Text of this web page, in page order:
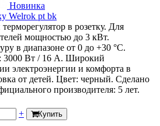
Новинка
Welrok pt bk
в розетку. Для
мощностью до 3 кВт.
в диапазоне от 0 до +30 °С.
3000 Вт / 16 А. Широкий
электроэнергии и комфорта в
от детей. Цвет: черный. Сделано
производителя: 5 лет.
+ Купить